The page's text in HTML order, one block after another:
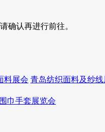
确认再进行前往。
料展会 青岛纺织面料及纱线
巾手套展览会